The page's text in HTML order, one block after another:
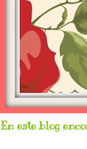
En este blog